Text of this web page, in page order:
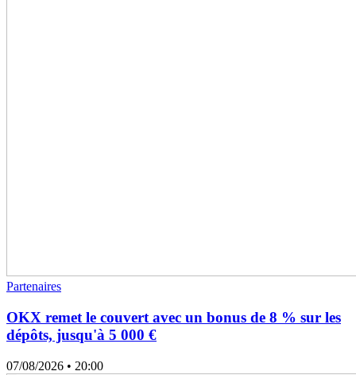
Partenaires
OKX remet le couvert avec un bonus de 8 % sur les
dépôts, jusqu'à 5 000 €
07/08/2026 • 20:00